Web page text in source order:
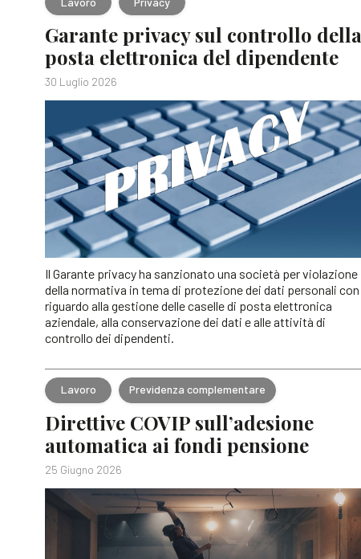
Garante privacy sul controllo della
posta elettronica del dipendente
30 Luglio 2026
Il Garante privacy ha sanzionato una società per violazione
della normativa in tema di protezione dei dati personali con
riguardo alla gestione delle caselle di posta elettronica
aziendale, alla conservazione dei dati e alle attività di
controllo dei dipendenti.
Lavoro Previdenza complementare
Direttive COVIP sull’adesione
automatica ai fondi pensione
25 Giugno 2026